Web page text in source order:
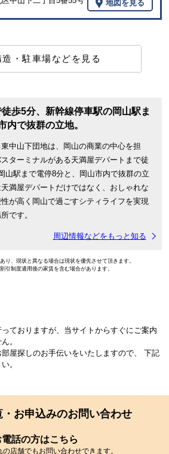
地図を見る
造・駐車場などを見る
歩5分、新幹線停車駅の岡山駅ま
内で抜群の立地。
中山下団地は、岡山の商業の中心を担
ターミナルがある天満屋デパートまで徒
山駅まで電停8分と、岡山市内で抜群の立
満屋デパートだけではなく、おしゃれな
が高く岡山で過ごすシティライフを実現
です。
周辺情報などをもっと知る
り、現状と異なる場合は現状を優先させて頂きます。
引制度適用後の家賃を含む場合があります。
ておりますが、当サイトからすぐにご案内
。
屋探しのお手伝いをいたしますので、 下記
。
お申込みのお問い合わせ
電話の方はこちら
店舗でもお問い合わせできます。